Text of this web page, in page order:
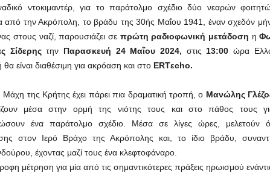
ντοκιμαντέρ, για το παράτολμο σχέδιο δύο νεαρών
από την Ακρόπολη, το βράδυ της 30ής Μαΐου 1941, έναν σχεδόν
στους ναζί, παρουσιάζει σε πρώτη ραδιοφωνική μετάδοση η
Σίδερηςτην Παρασκευή 24 Μαΐου 2024, στις 13:00 ώρα
είναι διαθέσιμη για ακρόαση και στο ERTεcho.
της Κρήτης έχει πάρει πια δραματική τροπή, ο Μανώλης
μέσα στην ορμή της νιότης τους και στο πάθος τους
ένα παράτολμο σχέδιο. Μέσα σε λίγες ώρες, μελετούν
στον Ιερό Βράχο της Ακρόπολης και, το ίδιο βράδυ,
έχοντας μαζί τους ένα κλεφτοφάναρο.
μέτρηση για μία από τις σημαντικότερες πράξεις ηρωισμού